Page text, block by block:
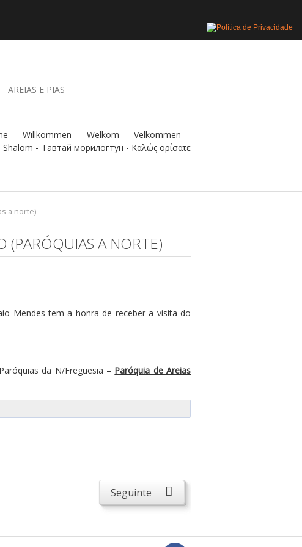
AREIAS E PIAS
– Willkommen – Welkom – Velkommen –
- Тавтай морилогтун - Καλώς ορίσατε
a norte)
(PARÓQUIAS A NORTE)
Mendes tem a honra de receber a visita do
da N/Freguesia – Paróquia de Areias
Seguinte